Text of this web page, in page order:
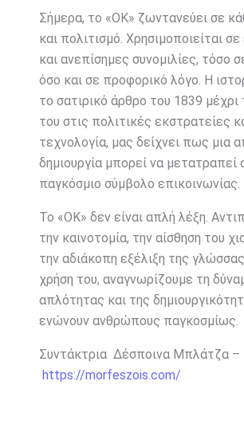
Σήμερα, το «ΟΚ» ζωντανεύει σε
και πολιτισμό. Χρησιμοποιείται
και ανεπίσημες συνομιλίες, τόσο
όσο και σε προφορικό λόγο. Η
το σατιρικό άρθρο του 1839 μέχρι
του στις πολιτικές εκστρατείες
τεχνολογία, μας δείχνει πως μια
δημιουργία μπορεί να μετατραπεί
παγκόσμιο σύμβολο επικοινωνίας.
Το «OK» δεν είναι απλή λέξη.
την καινοτομία, την αίσθηση του
την αδιάκοπη εξέλιξη της
χρήση του, αναγνωρίζουμε τη
απλότητας και της
ενώνουν ανθρώπους παγκοσμίως.
Συντάκτρια Δέσποινα Μπλάτζα –
https://morfeszois.com/